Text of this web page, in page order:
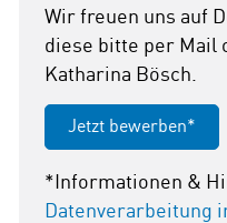
Wir freuen uns auf
diese bitte per Mail
Katharina Bösch.
Jetzt bewerben*
*Informationen &
Datenverarbeitung